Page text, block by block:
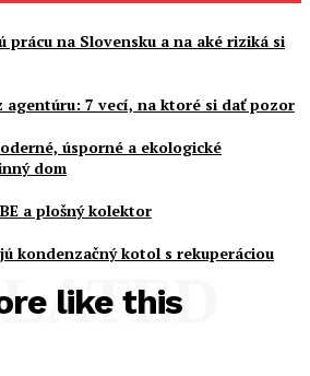
prácu na Slovensku a na aké riziká si
agentúru: 7 vecí, na ktoré si dať pozor
úsporné a ekologické
dom
a plošný kolektor
kondenzačný kotol s rekuperáciou
like this